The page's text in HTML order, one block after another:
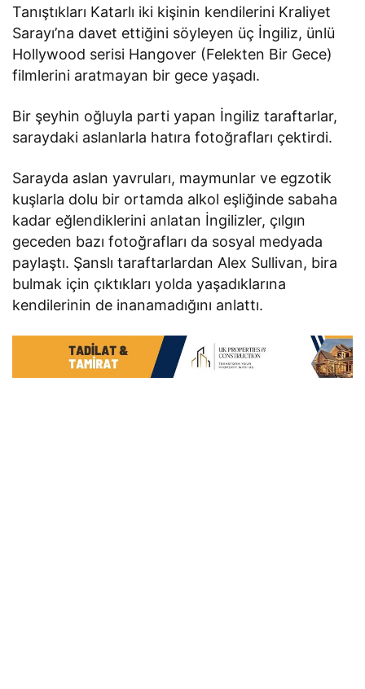
Tanıştıkları Katarlı iki kişinin kendilerini Kraliyet
Sarayı’na davet ettiğini söyleyen üç İngiliz, ünlü
Hollywood serisi Hangover (Felekten Bir Gece)
filmlerini aratmayan bir gece yaşadı.
Bir şeyhin oğluyla parti yapan İngiliz taraftarlar,
saraydaki aslanlarla hatıra fotoğrafları çektirdi.
Sarayda aslan yavruları, maymunlar ve egzotik
kuşlarla dolu bir ortamda alkol eşliğinde sabaha
kadar eğlendiklerini anlatan İngilizler, çılgın
geceden bazı fotoğrafları da sosyal medyada
paylaştı. Şanslı taraftarlardan Alex Sullivan, bira
bulmak için çıktıkları yolda yaşadıklarına
kendilerinin de inanamadığını anlattı.